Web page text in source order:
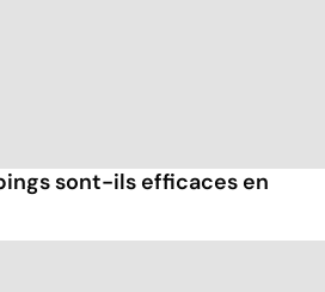
sont-ils efficaces en